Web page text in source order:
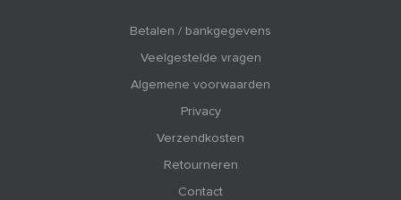
Betalen / bankgegevens
Veelgestelde vragen
Algemene voorwaarden
Privacy
Verzendkosten
Retourneren
Contact